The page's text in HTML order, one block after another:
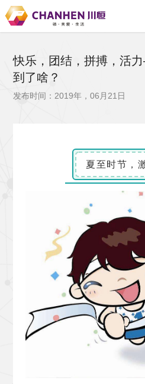
快乐，团结，拼搏，活
到了啥？
发布时间：2019年，06月21日
夏至时节，